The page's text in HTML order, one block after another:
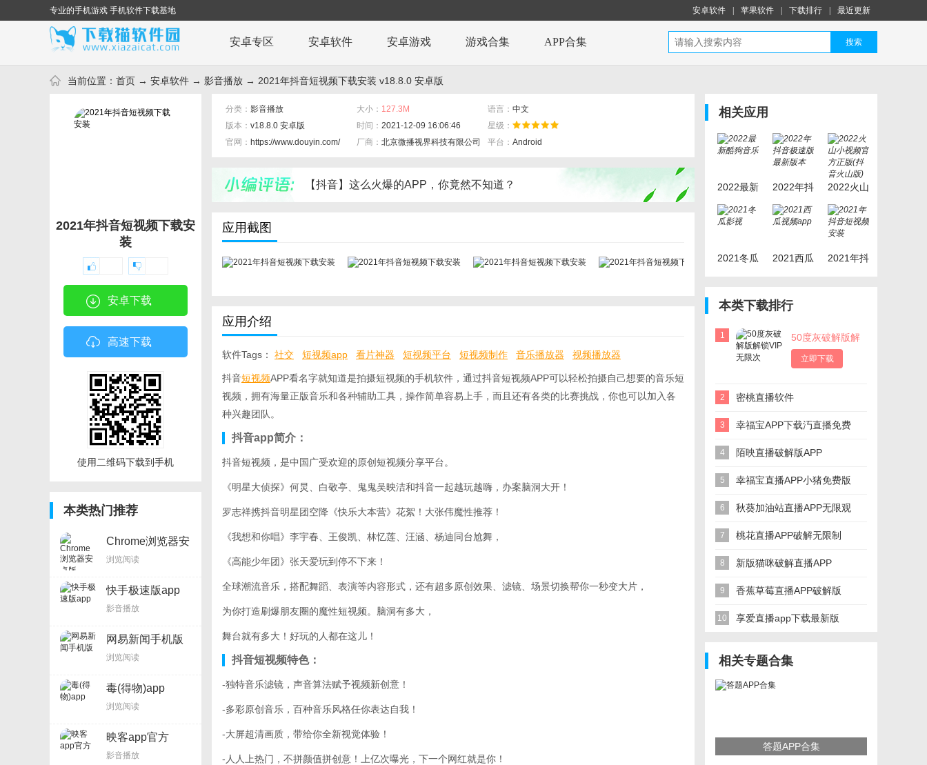
专业的手机游戏 手机软件下载基地 安卓软件 苹果软件 下载排行 最近更新
安卓专区 安卓软件 安卓游戏 游戏合集 APP合集 搜索
当前位置： 首页 → 安卓软件 → 影音播放 → 2021年抖音短视频下载安装 v18.8.0 安卓版
2021年抖音短视频下载安
装
安卓下载
高速下载
使用二维码下载到手机
本类热门推荐
Chrome浏览器安
卓版
浏览阅读
快手极速版app
影音播放
网易新闻手机版
浏览阅读
毒(得物)app
浏览阅读
映客app官方
影音播放
分类： 影音播放 大小： 127.3M 语言： 中文
版本： v18.8.0 安卓版 时间： 2021-12-09 16:06:46
星级：
官网： https://www.douyin.com/ 厂商： 北京微播视界科技有限公司 平台： Android
【抖音】这么火爆的APP，你竟然不知道？
应用截图
应用介绍
软件Tags： 社交 短视频app 看片神器 短视频平台 短视频制作 音乐播放器
视频播放器
视频下载器
今日特卖 巨量创意 抖音极速版
抖音短视频APP看名字就知道是拍摄短视频的手机软件，通过抖音短视频APP可以轻松拍摄自己想要的音乐短
视频，拥有海量正版音乐和各种辅助工具，操作简单容易上手，而且还有各类的比赛挑战，你也可以加入各
种兴趣团队。
抖音app简介：
抖音短视频，是中国广受欢迎的原创短视频分享平台。
《明星大侦探》何炅、白敬亭、鬼鬼吴映洁和抖音一起越玩越嗨，办案脑洞大开！
罗志祥携抖音明星团空降《快乐大本营》花絮！大张伟魔性推荐！
《我想和你唱》李宇春、王俊凯、林忆莲、汪涵、杨迪同台尬舞，
《高能少年团》张天爱玩到停不下来！
全球潮流音乐，搭配舞蹈、表演等内容形式，还有超多原创效果、滤镜、场景切换帮你一秒变大片，
为你打造刷爆朋友圈的魔性短视频。脑洞有多大，
舞台就有多大！好玩的人都在这儿！
抖音短视频特色：
-独特音乐滤镜，声音算法赋予视频新创意！
-多彩原创音乐，百种音乐风格任你表达自我！
-大屏超清画质，带给你全新视觉体验！
-人人上热门，不拼颜值拼创意！上亿次曝光，下一个网红就是你！
相关应用
2022最新
酷狗音乐
2022年抖
音极速版
最新版本
2022火山
小视频官
方正版
(抖音火
山版)
2021冬瓜
2021西瓜
2021年抖
本类下载排行
1
50度灰破解版解
锁VIP无限次
立即下载
2 密桃直播软件
3 幸福宝APP下载汅直播免费
4 陌映直播破解版APP
5 幸福宝直播APP小猪免费版
6 秋葵加油站直播APP无限观
看
7 桃花直播APP破解无限制
8 新版猫咪破解直播APP
9 香蕉草莓直播APP破解版
10 享爱直播app下载最新版
相关专题合集
答题APP合集